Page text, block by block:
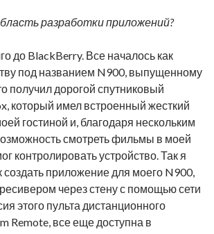
разработки приложений?
до BlackBerry. Все началось как
под названием N900, выпущенному
получил дорогой спутниковый
который имел встроенный жесткий
гостиной и, благодаря нескольким
смотреть фильмы в моей
контролировать устройство. Так я
создать приложение для моего N900,
через стену с помощью сети
этого пульта дистанционного
Remote, все еще доступна в